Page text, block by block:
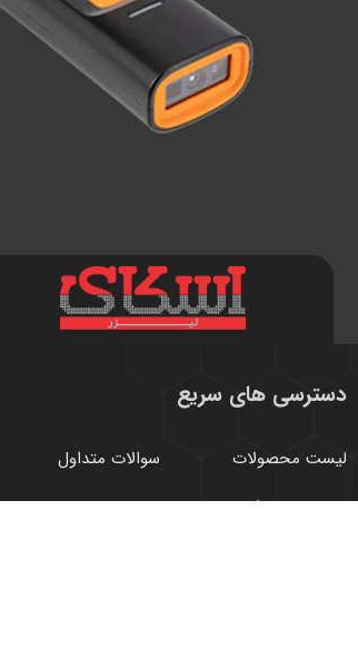
دسترسی های سریع
لیست محصولات
پرتابل نمایندگان خدمات
سوالات متداول
درباره ما